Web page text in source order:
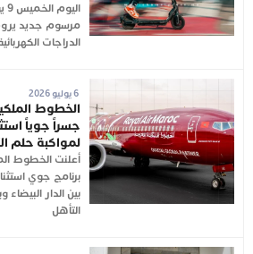
مرسوم جديد
الدراجات
6 يوليو 2026
الخطوط
جسراً جوياً
لمواكبة حلم
أعلنت الخطوط
بين الدار
التأهل